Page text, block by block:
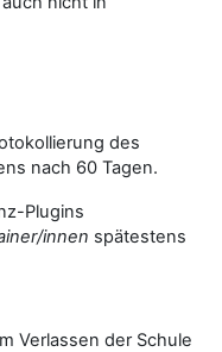
des
nach 60 Tagen.
Plugins
innen spätestens
Verlassen der Schule